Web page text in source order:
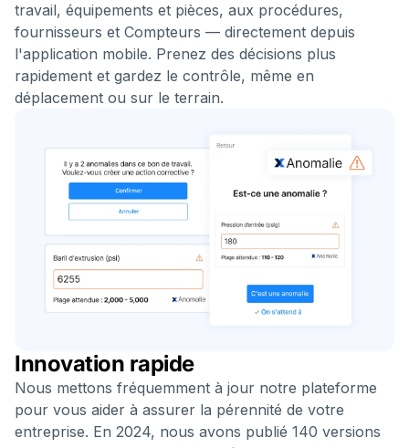
travail, équipements et pièces, aux procédures,
fournisseurs et Compteurs — directement depuis
l'application mobile. Prenez des décisions plus
rapidement et gardez le contrôle, même en
déplacement ou sur le terrain.
Innovation rapide
Nous mettons fréquemment à jour notre plateforme
pour vous aider à assurer la pérennité de votre
entreprise. En 2024, nous avons publié 140 versions